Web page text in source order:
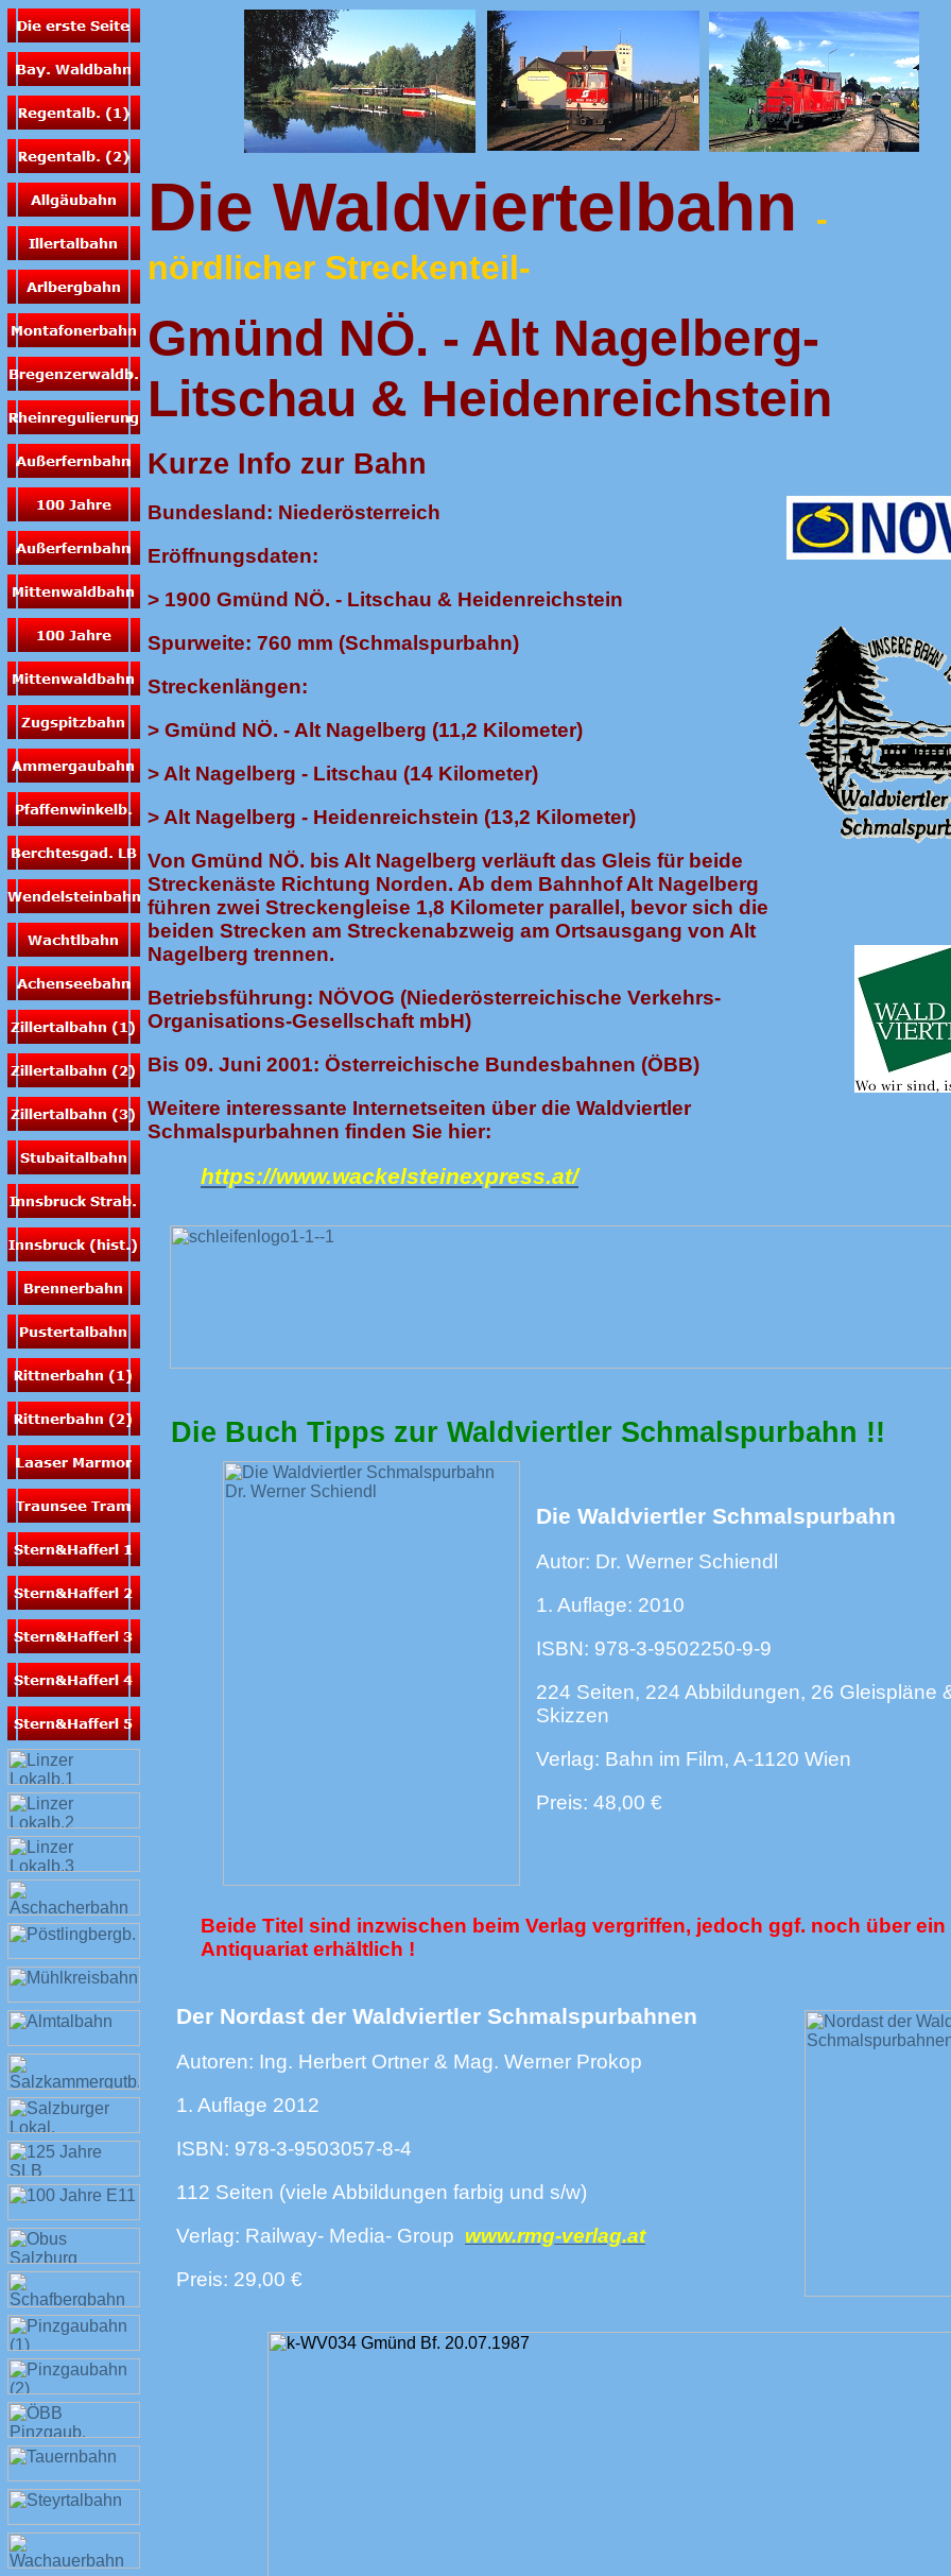
Die Waldviertelbahn
-
nördlicher Streckenteil-
Gmünd NÖ. - Alt Nagelberg-
Litschau & Heidenreichstein
Kurze Info zur Bahn
Bundesland: Niederösterreich
Eröffnungsdaten:
> 1900 Gmünd NÖ. - Litschau & Heidenreichstein
Spurweite: 760 mm (Schmalspurbahn)
Streckenlängen:
> Gmünd NÖ. - Alt Nagelberg (11,2 Kilometer)
> Alt Nagelberg - Litschau (14 Kilometer)
> Alt Nagelberg - Heidenreichstein (13,2 Kilometer)
Von Gmünd NÖ. bis Alt Nagelberg verläuft das Gleis für beide
Streckenäste Richtung Norden. Ab dem Bahnhof Alt Nagelberg
führen zwei Streckengleise 1,8 Kilometer parallel, bevor sich die
beiden Strecken am Streckenabzweig am Ortsausgang von Alt
Nagelberg trennen.
Betriebsführung: NÖVOG (Niederösterreichische Verkehrs-
Organisations-Gesellschaft mbH)
Bis 09. Juni 2001: Österreichische Bundesbahnen (ÖBB)
Weitere interessante Internetseiten über die Waldviertler
Schmalspurbahnen finden Sie hier:
https://www.wackelsteinexpress.at/
Die Buch Tipps zur Waldviertler Schmalspurbahn !!
Die Waldviertler Schmalspurbahn
Autor: Dr. Werner Schiendl
1. Auflage: 2010
ISBN: 978-3-9502250-9-9
224 Seiten, 224 Abbildungen, 26 Gleispläne
Skizzen
Verlag: Bahn im Film, A-1120 Wien
Preis: 48,00 €
Beide Titel sind inzwischen beim Verlag vergriffen, jedoch ggf. noch über ein
Antiquariat erhältlich !
Der Nordast der Waldviertler Schmalspurbahnen
Autoren: Ing. Herbert Ortner & Mag. Werner Prokop
1. Auflage 2012
ISBN: 978-3-9503057-8-4
112 Seiten (viele Abbildungen farbig und s/w)
Verlag: Railway- Media- Group www.rmg-verlag.at
Preis: 29,00 €